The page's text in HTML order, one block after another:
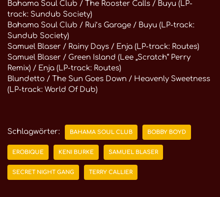
Bahama Soul Club / The Rooster Calls / Buyu (LP-
track: Sundub Society)
Bahama Soul Club / Rui’s Garage / Buyu (LP-track:
Sundub Society)
Samuel Blaser / Rainy Days / Enja (LP-track: Routes)
Samuel Blaser / Green Island (Lee „Scratch“ Perry
Remix) / Enja (LP-track: Routes)
Blundetto / The Sun Goes Down / Heavenly Sweetness
(LP-track: World Of Dub)
Schlagwörter: BAHAMA SOUL CLUB BOBBY BOYD
EROBIQUE KENI BURKE SAMUEL BLASER
SECRET NIGHT GANG TERRY CALLIER